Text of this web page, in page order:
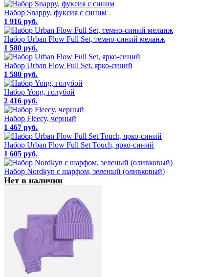
Набор Snappy, фуксия с синим
1 916 руб.
Набор Urban Flow Full Set, темно-синий меланж
1 580 руб.
Набор Urban Flow Full Set, ярко-синий
1 580 руб.
Набор Yong, голубой
2 416 руб.
Набор Fleecy, черный
1 467 руб.
Набор Urban Flow Full Set Touch, ярко-синий
1 605 руб.
Набор Nordkyn с шарфом, зеленый (оливковый)
Нет в наличии